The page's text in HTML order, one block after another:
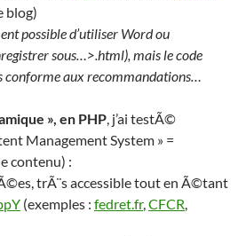
blog)
possible d’utiliser Word ou
sous…>.html), mais le code
aux recommandations…
», en PHP, j’ai testÃ©
Management System » =
contenu) :
trÃ¨s accessible tout en Ã©tant
(exemples : fedret.fr,CFCR,